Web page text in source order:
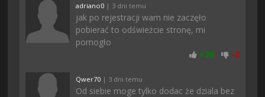
adriano0 | 3 dni temu
jak po rejestracji wam nie zaczęło
pobierać to odświeżcie stronę, mi
pomogło
+26 -2
Qwer70 | 3 dni temu
Od siebie moge tylko dodac że dziala bez